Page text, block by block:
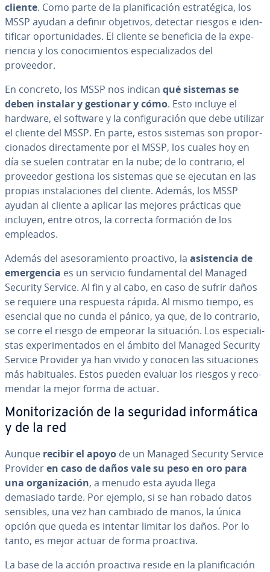
cliente. Como parte de la pla­ni­fi­ca­ción es­tra­té­gi­ca, los
MSSP ayudan a definir objetivos, detectar riesgos e ide­n­
ti­fi­car opo­r­tu­ni­da­des. El cliente se beneficia de la ex­pe­
rie­n­cia y los co­no­ci­mie­n­tos es­pe­cia­li­za­dos del
proveedor.
En concreto, los MSSP nos indican qué sistemas se
deben instalar y gestionar y cómo. Esto incluye el
hardware, el software y la co­n­fi­gu­ra­ción que debe utilizar
el cliente del MSSP. En parte, estos sistemas son pro­po­r­
cio­na­dos di­re­c­ta­me­n­te por el MSSP, los cuales hoy en
día se suelen contratar en la nube; de lo contrario, el
proveedor gestiona los sistemas que se ejecutan en las
propias in­s­ta­la­cio­nes del cliente. Además, los MSSP
ayudan al cliente a aplicar las mejores prácticas que
incluyen, entre otros, la correcta formación de los
empleados.
Además del ase­so­ra­mie­n­to proactivo, la asi­s­te­n­cia de
eme­r­ge­n­cia es un servicio fu­n­da­me­n­tal del Managed
Security Service. Al fin y al cabo, en caso de sufrir daños
se requiere una respuesta rápida. Al mismo tiempo, es
esencial que no cunda el pánico, ya que, de lo contrario,
se corre el riesgo de empeorar la situación. Los es­pe­cia­li­
s­tas ex­pe­ri­me­n­ta­dos en el ámbito del Managed Security
Service Provider ya han vivido y conocen las si­tua­cio­nes
más ha­bi­tua­les. Estos pueden evaluar los riesgos y re­co­
me­n­dar la mejor forma de actuar.
Mo­ni­to­ri­za­ción de la seguridad in­fo­r­má­ti­ca
y de la red
Aunque recibir el apoyo de un Managed Security Service
Provideren caso de daños vale su peso en oro para
una or­ga­ni­za­ción, a menudo esta ayuda llega
demasiado tarde. Por ejemplo, si se han robado datos
sensibles, una vez han cambiado de manos, la única
opción que queda es intentar limitar los daños. Por lo
tanto, es mejor actuar de forma proactiva.
La base de la acción proactiva reside en la pla­ni­fi­ca­ción